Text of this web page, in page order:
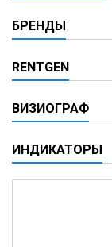
БРЕНДЫ
RENTGEN
ВИЗИОГРАФ
ИНДИКАТОРЫ